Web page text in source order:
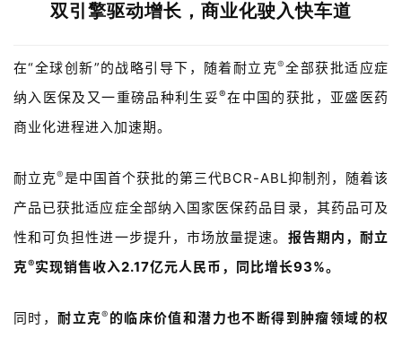
双引擎驱动增长， 商业化驶入快车道
在“全球创新”的战略引导下，随着耐立克®全部获批适应症
纳入医保及又一重磅品种利生妥®在中国的获批，亚盛医药
商业化进程进入加速期。
耐立克®是中国首个获批的第三代BCR-ABL抑制剂，随着该
产品已获批适应症全部纳入国家医保药品目录，其药品可及
性和可负担性进一步提升，市场放量提速。 报告期内，耐立
克®实现销售收入2.17亿元人民币，同比增长93%。
同时，耐立克® 的临床价值和潜力也不断得到肿瘤领域的权